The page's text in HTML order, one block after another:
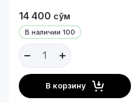
В наличии 100
14 400 сўм
В корзину